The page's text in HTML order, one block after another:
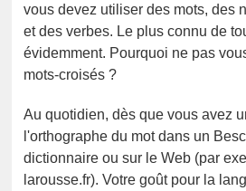
vous devez utiliser des mots, des
et des verbes. Le plus connu de
évidemment. Pourquoi ne pas
mots-croisés ?
Au quotidien, dès que vous avez
l'orthographe du mot dans un
dictionnaire ou sur le Web (par
larousse.fr). Votre goût pour la